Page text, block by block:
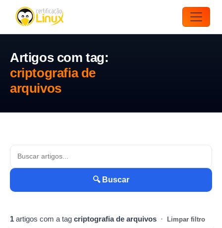
Artigos com tag:
criptografia de
arquivos
🔍 Buscar
1 artigos com a tag criptografia de arquivos · Limpar filtro